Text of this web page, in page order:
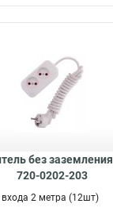
без
720-0202-203
входа 2 метра (12шт)